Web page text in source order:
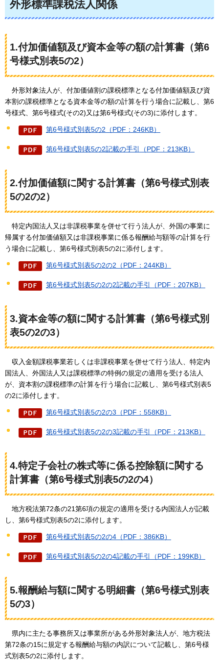
外形標準課税法人関係
1.付加価値額及び資本金等の額の計算書（第6
号様式別表5の2）
外形対象法人が、付加価値割の課税標準となる付加価値額及び資
本割の課税標準となる資本金等の額の計算を行う場合に記載し、第6
号様式、第6号様式(その2)又は第6号様式(その3)に添付します。
第6号様式別表5の2（PDF：246KB）
第6号様式別表5の2記載の手引（PDF：213KB）
2.付加価値額に関する計算書（第6号様式別表
5の2の2）
特定内国法人又は非課税事業を併せて行う法人が、外国の事業に
帰属する付加価値額又は非課税事業に係る報酬給与額等の計算を行
う場合に記載し、第6号様式別表5の2に添付します。
第6号様式別表5の2の2（PDF：244KB）
第6号様式別表5の2の2記載の手引（PDF：207KB）
3.資本金等の額に関する計算書（第6号様式別
表5の2の3）
収入金額課税事業若しくは非課税事業を併せて行う法人、特定内
国法人、外国法人又は課税標準の特例の規定の適用を受ける法人
が、資本割の課税標準の計算を行う場合に記載し、第6号様式別表5
の2に添付します。
第6号様式別表5の2の3（PDF：558KB）
第6号様式別表5の2の3記載の手引（PDF：213KB）
4.特定子会社の株式等に係る控除額に関する
計算書（第6号様式別表5の2の4）
地方税法第72条の21第6項の規定の適用を受ける内国法人が記載
し、第6号様式別表5の2に添付します。
第6号様式別表5の2の4（PDF：386KB）
第6号様式別表5の2の4記載の手引（PDF：199KB）
5.報酬給与額に関する明細書（第6号様式別表
5の3）
県内に主たる事務所又は事業所がある外形対象法人が、地方税法
第72条の15に規定する報酬給与額の内訳について記載し、第6号様
式別表5の2に添付します。